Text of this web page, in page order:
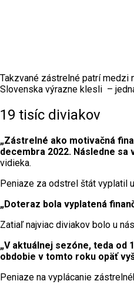
Takzvané zástrelné patrí medzi
Slovenska výrazne klesli –
19 tisíc diviakov
„Zástrelné ako motivačná
decembra 2022. Následne
vidieka.
Peniaze za odstrel štát vyplatil
„Doteraz bola vyplatená
Zatiaľ najviac diviakov bolo u
„V aktuálnej sezóne, teda od
obdobie v tomto roku opäť
Peniaze na vyplácanie